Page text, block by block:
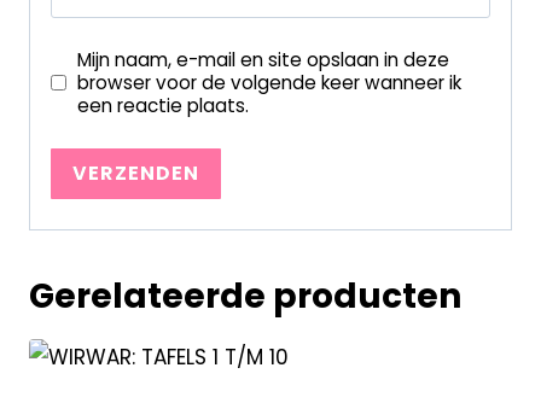
Mijn naam, e-mail en site opslaan in deze
browser voor de volgende keer wanneer ik
een reactie plaats.
Gerelateerde producten